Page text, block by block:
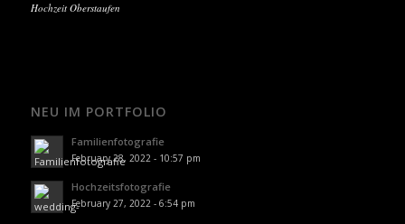
Hochzeit Oberstaufen
NEU IM PORTFOLIO
Familienfotografie
February 28, 2022 - 10:57 pm
Hochzeitsfotografie
February 27, 2022 - 6:54 pm